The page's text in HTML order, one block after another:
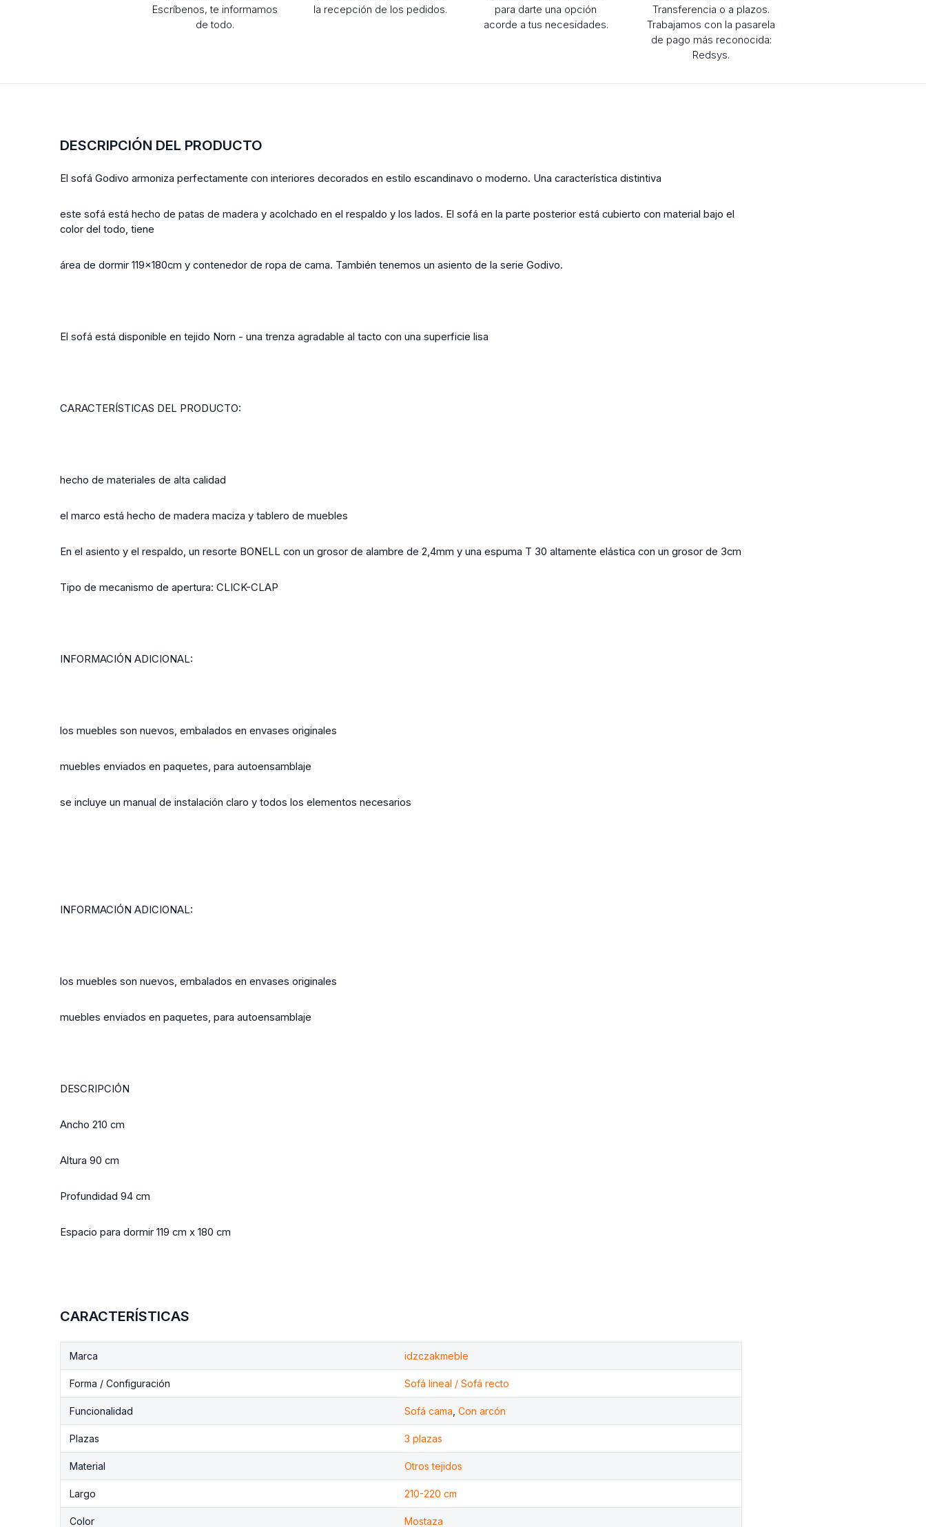
Escríbenos, te informamos
de todo.
la recepción de los pedidos.
para darte una opción
acorde a tus necesidades.
Transferencia o a plazos.
Trabajamos con la pasarela
de pago más reconocida:
Redsys.
DESCRIPCIÓN DEL PRODUCTO
El sofá Godivo armoniza perfectamente con interiores decorados en estilo escandinavo o moderno. Una característica distintiva
este sofá está hecho de patas de madera y acolchado en el respaldo y los lados. El sofá en la parte posterior está cubierto con material bajo el
color del todo, tiene
área de dormir 119x180cm y contenedor de ropa de cama. También tenemos un asiento de la serie Godivo.
El sofá está disponible en tejido Norn - una trenza agradable al tacto con una superficie lisa
CARACTERÍSTICAS DEL PRODUCTO:
hecho de materiales de alta calidad
el marco está hecho de madera maciza y tablero de muebles
En el asiento y el respaldo, un resorte BONELL con un grosor de alambre de 2,4mm y una espuma T 30 altamente elástica con un grosor de 3cm
Tipo de mecanismo de apertura: CLICK-CLAP
INFORMACIÓN ADICIONAL:
los muebles son nuevos, embalados en envases originales
muebles enviados en paquetes, para autoensamblaje
se incluye un manual de instalación claro y todos los elementos necesarios
INFORMACIÓN ADICIONAL:
los muebles son nuevos, embalados en envases originales
muebles enviados en paquetes, para autoensamblaje
DESCRIPCIÓN
Ancho 210 cm
Altura 90 cm
Profundidad 94 cm
Espacio para dormir 119 cm x 180 cm
CARACTERÍSTICAS
Marca idzczakmeble
Forma / Configuración Sofá lineal / Sofá recto
Funcionalidad Sofá cama, Con arcón
Plazas 3 plazas
Material Otros tejidos
Largo 210-220 cm
Color Mostaza